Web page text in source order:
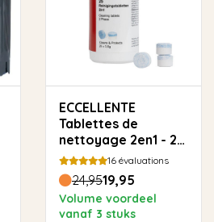
ECCELLENTE
Tablettes de
nettoyage 2en1 - 25
pièces 16 évaluations
24,9519,95
Volume voordeel
vanaf 3 stuks